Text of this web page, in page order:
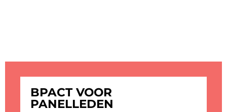
BPACT VOOR
PANELLEDEN